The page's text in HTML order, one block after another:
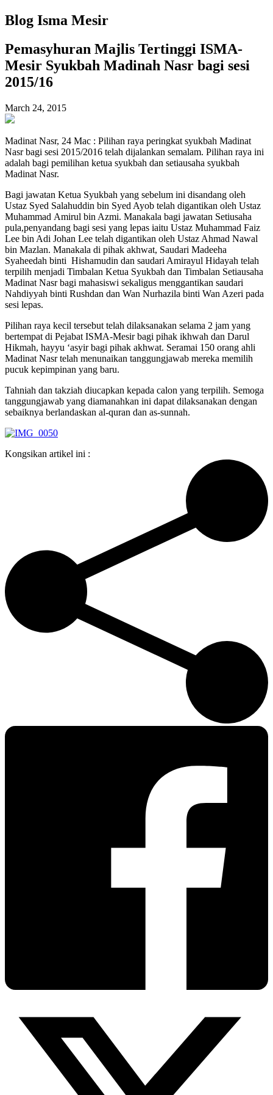
Blog Isma Mesir
Pemasyhuran Majlis Tertinggi ISMA-
Mesir Syukbah Madinah Nasr bagi sesi
2015/16
March 24, 2015
Madinat Nasr, 24 Mac : Pilihan raya peringkat syukbah Madinat
Nasr bagi sesi 2015/2016 telah dijalankan semalam. Pilihan raya ini
adalah bagi pemilihan ketua syukbah dan setiausaha syukbah
Madinat Nasr.
Bagi jawatan Ketua Syukbah yang sebelum ini disandang oleh
Ustaz Syed Salahuddin bin Syed Ayob telah digantikan oleh Ustaz
Muhammad Amirul bin Azmi. Manakala bagi jawatan Setiusaha
pula,penyandang bagi sesi yang lepas iaitu Ustaz Muhammad Faiz
Lee bin Adi Johan Lee telah digantikan oleh Ustaz Ahmad Nawal
bin Mazlan. Manakala di pihak akhwat, Saudari Madeeha
Syaheedah binti Hishamudin dan saudari Amirayul Hidayah telah
terpilih menjadi Timbalan Ketua Syukbah dan Timbalan Setiausaha
Madinat Nasr bagi mahasiswi sekaligus menggantikan saudari
Nahdiyyah binti Rushdan dan Wan Nurhazila binti Wan Azeri pada
sesi lepas.
Pilihan raya kecil tersebut telah dilaksanakan selama 2 jam yang
bertempat di Pejabat ISMA-Mesir bagi pihak ikhwah dan Darul
Hikmah, hayyu ‘asyir bagi pihak akhwat. Seramai 150 orang ahli
Madinat Nasr telah menunaikan tanggungjawab mereka memilih
pucuk kepimpinan yang baru.
Tahniah dan takziah diucapkan kepada calon yang terpilih. Semoga
tanggungjawab yang diamanahkan ini dapat dilaksanakan dengan
sebaiknya berlandaskan al-quran dan as-sunnah.
Kongsikan artikel ini :